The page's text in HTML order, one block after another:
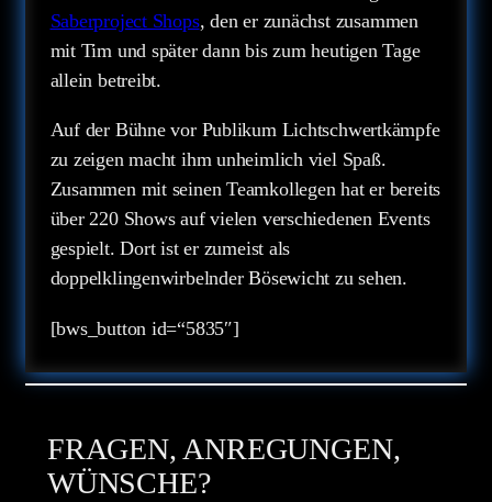
Saberproject Shops, den er zunächst zusammen
mit Tim und später dann bis zum heutigen Tage
allein betreibt.
Auf der Bühne vor Publikum Lichtschwertkämpfe
zu zeigen macht ihm unheimlich viel Spaß.
Zusammen mit seinen Teamkollegen hat er bereits
über 220 Shows auf vielen verschiedenen Events
gespielt. Dort ist er zumeist als
doppelklingenwirbelnder Bösewicht zu sehen.
[bws_button id=“5835″]
FRAGEN, ANREGUNGEN,
WÜNSCHE?